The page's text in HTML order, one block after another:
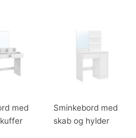
med
Sminkebord med
skab og hylder